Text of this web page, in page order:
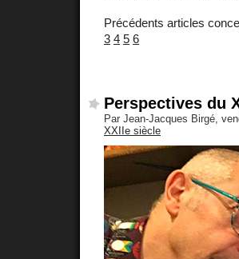
Précédents articles
3 4 5 6
Perspectives du
Par Jean-Jacques Birgé,
XXIIe siècle